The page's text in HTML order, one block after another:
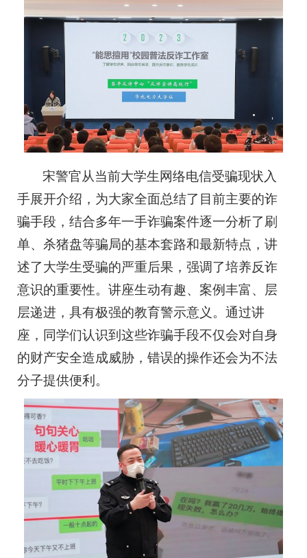
宋警官从当前大学生网络电信受骗现状入
手展开介绍，为大家全面总结了目前主要的诈
骗手段，结合多年一手诈骗案件逐一分析了刷
单、杀猪盘等骗局的基本套路和最新特点，讲
述了大学生受骗的严重后果，强调了培养反诈
意识的重要性。讲座生动有趣、案例丰富、层
层递进，具有极强的教育警示意义。通过讲
座，同学们认识到这些诈骗手段不仅会对自身
的财产安全造成威胁，错误的操作还会为不法
分子提供便利。